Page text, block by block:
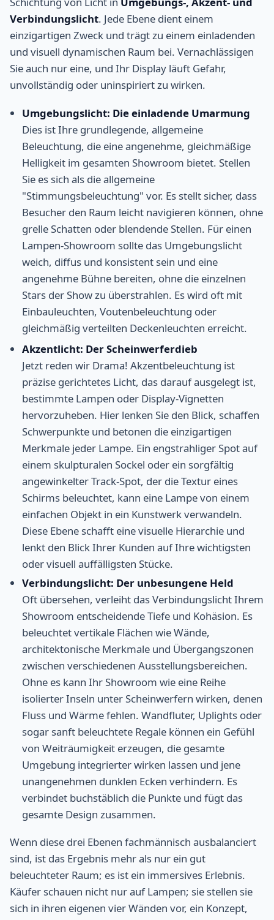
Verbindungslicht. Jede Ebene dient einem
einzigartigen Zweck und trägt zu einem einladenden
und visuell dynamischen Raum bei. Vernachlässigen
Sie auch nur eine, und Ihr Display läuft Gefahr,
unvollständig oder uninspiriert zu wirken.
Umgebungslicht: Die einladende Umarmung
Dies ist Ihre grundlegende, allgemeine
Beleuchtung, die eine angenehme, gleichmäßige
Helligkeit im gesamten Showroom bietet. Stellen
Sie es sich als die allgemeine
"Stimmungsbeleuchtung" vor. Es stellt sicher, dass
Besucher den Raum leicht navigieren können, ohne
grelle Schatten oder blendende Stellen. Für einen
Lampen-Showroom sollte das Umgebungslicht
weich, diffus und konsistent sein und eine
angenehme Bühne bereiten, ohne die einzelnen
Stars der Show zu überstrahlen. Es wird oft mit
Einbauleuchten, Voutenbeleuchtung oder
gleichmäßig verteilten Deckenleuchten erreicht.
Akzentlicht: Der Scheinwerferdieb
Jetzt reden wir Drama! Akzentbeleuchtung ist
präzise gerichtetes Licht, das darauf ausgelegt ist,
bestimmte Lampen oder Display-Vignetten
hervorzuheben. Hier lenken Sie den Blick, schaffen
Schwerpunkte und betonen die einzigartigen
Merkmale jeder Lampe. Ein engstrahliger Spot auf
einem skulpturalen Sockel oder ein sorgfältig
angewinkelter Track-Spot, der die Textur eines
Schirms beleuchtet, kann eine Lampe von einem
einfachen Objekt in ein Kunstwerk verwandeln.
Diese Ebene schafft eine visuelle Hierarchie und
lenkt den Blick Ihrer Kunden auf Ihre wichtigsten
oder visuell auffälligsten Stücke.
Verbindungslicht: Der unbesungene Held
Oft übersehen, verleiht das Verbindungslicht Ihrem
Showroom entscheidende Tiefe und Kohäsion. Es
beleuchtet vertikale Flächen wie Wände,
architektonische Merkmale und Übergangszonen
zwischen verschiedenen Ausstellungsbereichen.
Ohne es kann Ihr Showroom wie eine Reihe
isolierter Inseln unter Scheinwerfern wirken, denen
Fluss und Wärme fehlen. Wandfluter, Uplights oder
sogar sanft beleuchtete Regale können ein Gefühl
von Weiträumigkeit erzeugen, die gesamte
Umgebung integrierter wirken lassen und jene
unangenehmen dunklen Ecken verhindern. Es
verbindet buchstäblich die Punkte und fügt das
gesamte Design zusammen.
Wenn diese drei Ebenen fachmännisch ausbalanciert
sind, ist das Ergebnis mehr als nur ein gut
beleuchteter Raum; es ist ein immersives Erlebnis.
Käufer schauen nicht nur auf Lampen; sie stellen sie
sich in ihren eigenen vier Wänden vor, ein Konzept,